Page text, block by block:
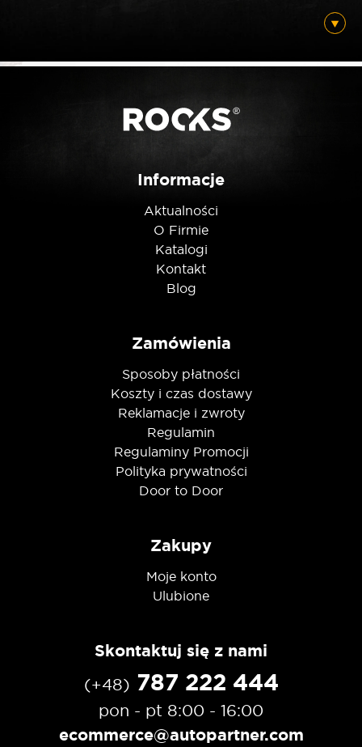
Informacje
Aktualności
O Firmie
Katalogi
Kontakt
Blog
Zamówienia
Sposoby płatności
Koszty i czas dostawy
Reklamacje i zwroty
Regulamin
Regulaminy Promocji
Polityka prywatności
Door to Door
Zakupy
Moje konto
Ulubione
Skontaktuj się z nami
(+48) 787 222 444
pon - pt 8:00 - 16:00
ecommerce@autopartner.com